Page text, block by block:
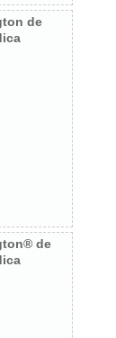
de
de